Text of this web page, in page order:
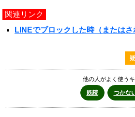
関連リンク
LINEでブロックした時（または
他の人がよく使う
既読
つかな